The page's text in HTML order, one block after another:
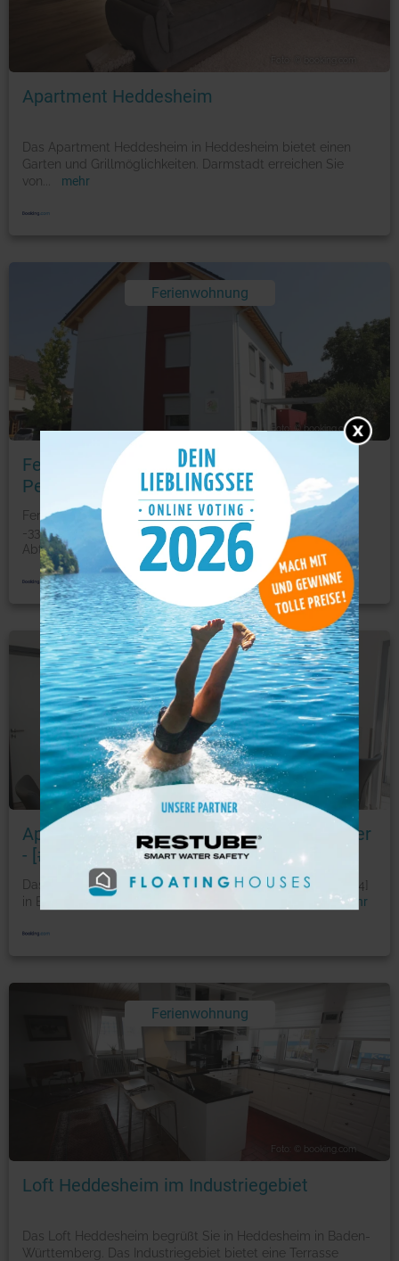
Apartment Heddesheim
Das Apartment Heddesheim in Heddesheim bietet einen
Garten und Grillmöglichkeiten. Darmstadt erreichen Sie
von
mehr
Ferienwohnung
Foto: © booking.com
Ferienhaus: Familienunterkunft bis zu 12
Personen - [#125273]
Ferienhaus: Die Familienunterkunft bis zu 12 Personen
-33#125273] befindet sich in Bensheim, 7 km von der
Abte... mehr
Ferienwohnung
Foto: © booking.com
Apartmenthaus & Ferienwohnungen Horster
- [#123734]
Das Apartmenthaus & Ferienwohnungen Horster - [#123734]
in Bensheim in Hessen verfügt über einen Balkon. D
... mehr
Ferienwohnung
Foto: © booking.com
Loft Heddesheim im Industriegebiet
Das Loft Heddesheim begrüßt Sie in Heddesheim in Baden-
Württemberg. Das Industriegebiet bietet eine Terrasse